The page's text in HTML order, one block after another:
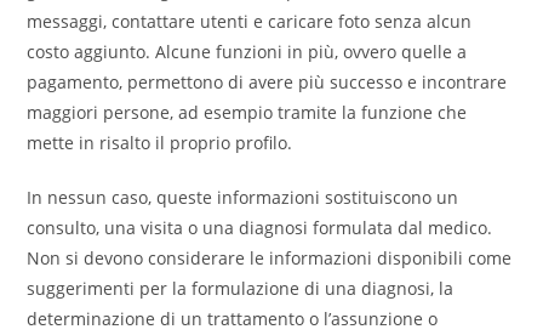
messaggi, contattare utenti e caricare foto senza alcun
costo aggiunto. Alcune funzioni in più, ovvero quelle a
pagamento, permettono di avere più successo e incontrare
maggiori persone, ad esempio tramite la funzione che
mette in risalto il proprio profilo.
In nessun caso, queste informazioni sostituiscono un
consulto, una visita o una diagnosi formulata dal medico.
Non si devono considerare le informazioni disponibili come
suggerimenti per la formulazione di una diagnosi, la
determinazione di un trattamento o l’assunzione o